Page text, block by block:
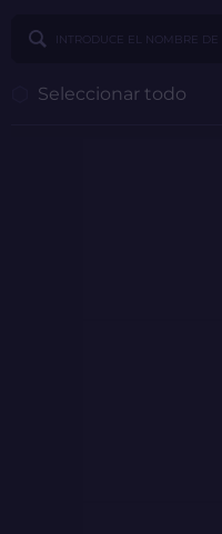
Seleccionar todo